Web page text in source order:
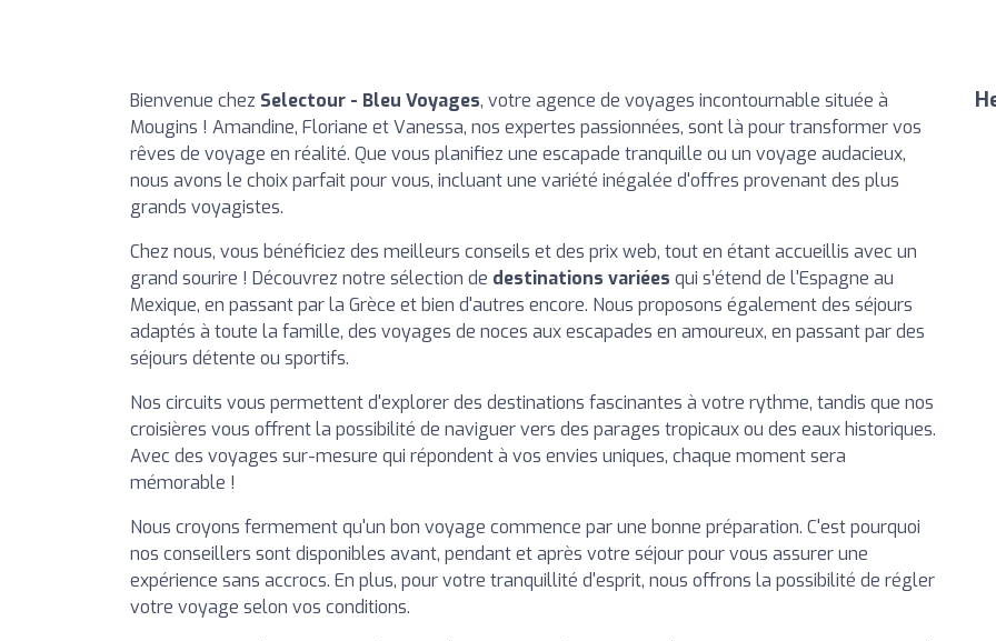
Bienvenue chez Selectour - Bleu Voyages, votre agence de voyages incontournable située à
Mougins ! Amandine, Floriane et Vanessa, nos expertes passionnées, sont là pour transformer vos
rêves de voyage en réalité. Que vous planifiez une escapade tranquille ou un voyage audacieux,
nous avons le choix parfait pour vous, incluant une variété inégalée d'offres provenant des plus
grands voyagistes.
Chez nous, vous bénéficiez des meilleurs conseils et des prix web, tout en étant accueillis avec un
grand sourire ! Découvrez notre sélection de destinations variées qui s’étend de l'Espagne au
Mexique, en passant par la Grèce et bien d'autres encore. Nous proposons également des séjours
adaptés à toute la famille, des voyages de noces aux escapades en amoureux, en passant par des
séjours détente ou sportifs.
Nos circuits vous permettent d'explorer des destinations fascinantes à votre rythme, tandis que nos
croisières vous offrent la possibilité de naviguer vers des parages tropicaux ou des eaux historiques.
Avec des voyages sur-mesure qui répondent à vos envies uniques, chaque moment sera
mémorable !
Nous croyons fermement qu'un bon voyage commence par une bonne préparation. C'est pourquoi
nos conseillers sont disponibles avant, pendant et après votre séjour pour vous assurer une
expérience sans accrocs. En plus, pour votre tranquillité d'esprit, nous offrons la possibilité de régler
votre voyage selon vos conditions.